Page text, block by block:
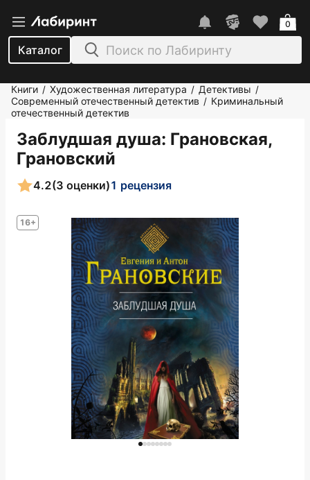
Каталог
0
Книги / Художественная литература / Детективы /
Современный отечественный детектив / Криминальный
отечественный детектив
Заблудшая душа: Грановская,
Грановский
16+
4.2(3 оценки)1 рецензия